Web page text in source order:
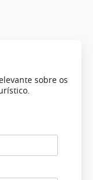
sobre os